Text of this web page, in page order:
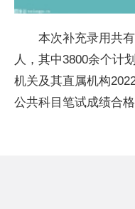
本次补充录用共
人，其中3800余个计
机关及其直属机构
公共科目笔试成绩合